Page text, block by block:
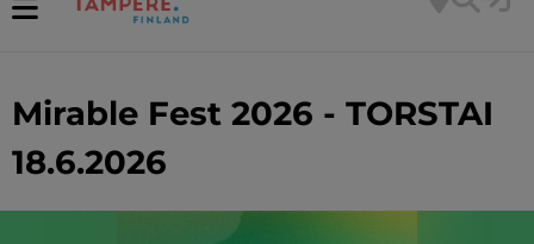
Mirable Fest 2026 - TORSTAI
18.6.2026